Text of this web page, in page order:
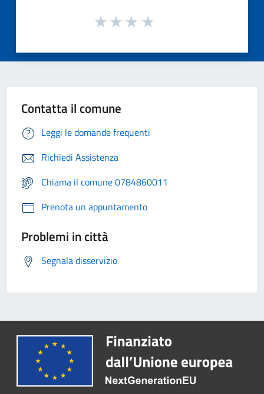
Contatta il comune
Leggi le domande frequenti
Richiedi Assistenza
Chiama il comune 0784860011
Prenota un appuntamento
Problemi in città
Segnala disservizio